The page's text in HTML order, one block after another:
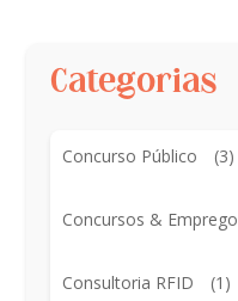
Categorias
Concurso Público (3)
Concursos &
Consultoria RFID (1)